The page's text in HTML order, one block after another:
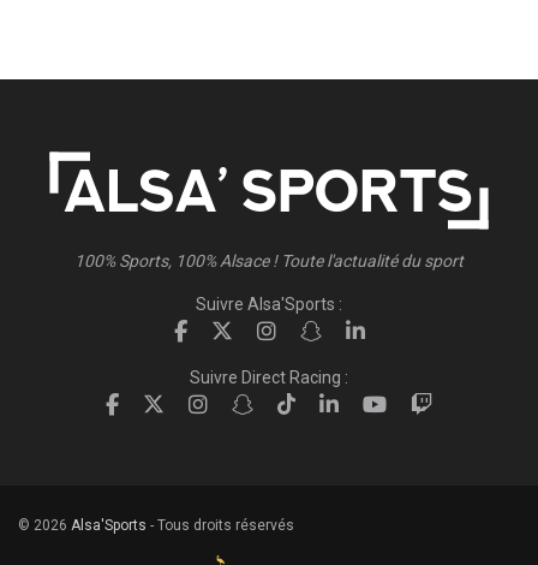
100% Sports, 100% Alsace ! Toute l'actualité du sport
Suivre Alsa'Sports :
Suivre Direct Racing :
© 2026 Alsa'Sports - Tous droits réservés